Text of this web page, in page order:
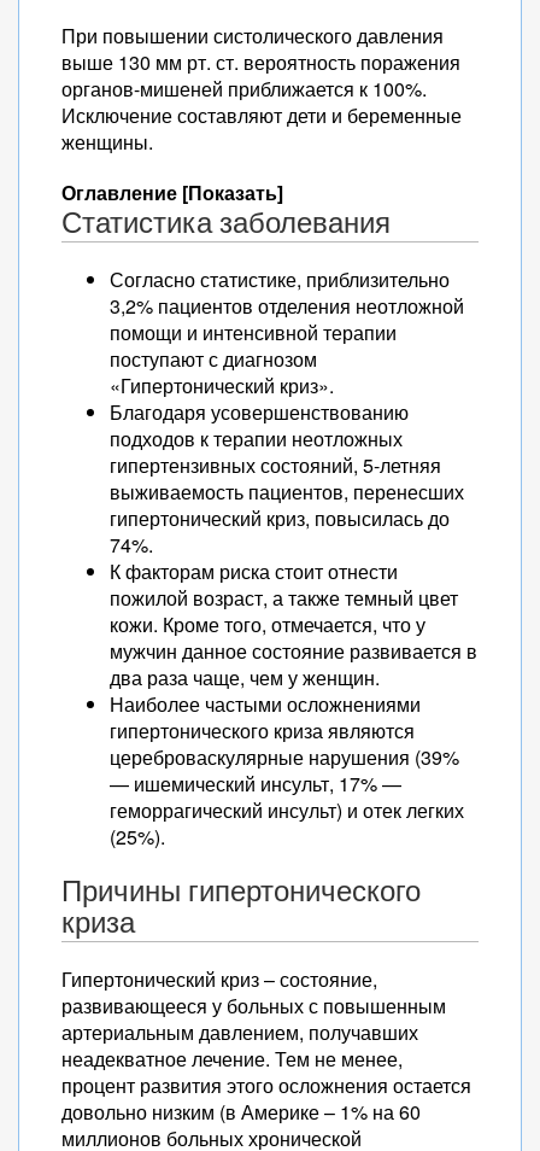
При повышении систолического давления
выше 130 мм рт. ст. вероятность поражения
органов-мишеней приближается к 100%.
Исключение составляют дети и беременные
женщины.
Оглавление [Показать]
Статистика заболевания
Согласно статистике, приблизительно
3,2% пациентов отделения неотложной
помощи и интенсивной терапии
поступают с диагнозом
«Гипертонический криз».
Благодаря усовершенствованию
подходов к терапии неотложных
гипертензивных состояний, 5-летняя
выживаемость пациентов, перенесших
гипертонический криз, повысилась до
74%.
К факторам риска стоит отнести
пожилой возраст, а также темный цвет
кожи. Кроме того, отмечается, что у
мужчин данное состояние развивается в
два раза чаще, чем у женщин.
Наиболее частыми осложнениями
гипертонического криза являются
цереброваскулярные нарушения (39%
— ишемический инсульт, 17% —
геморрагический инсульт) и отек легких
(25%).
Причины гипертонического
криза
Гипертонический криз – состояние,
развивающееся у больных с повышенным
артериальным давлением, получавших
неадекватное лечение. Тем не менее,
процент развития этого осложнения остается
довольно низким (в Америке – 1% на 60
миллионов больных хронической